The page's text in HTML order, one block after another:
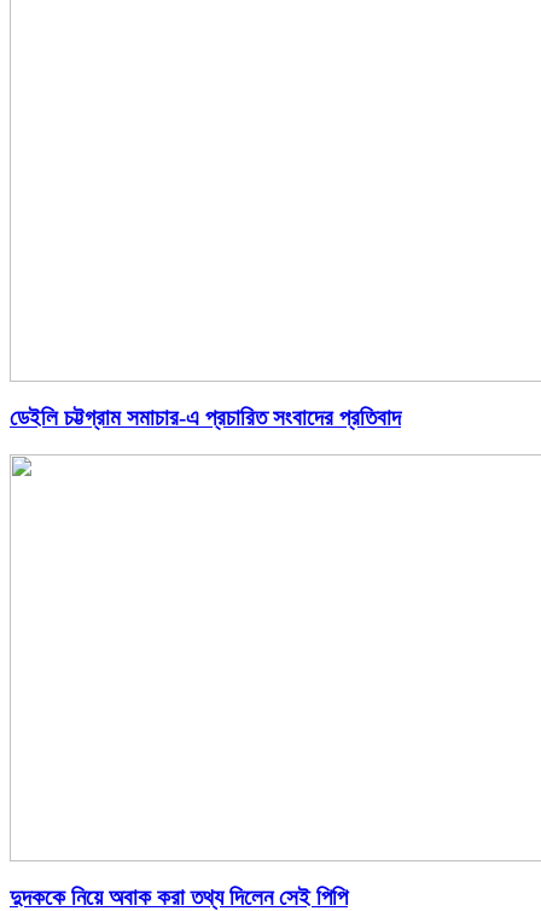
ডেইলি চট্টগ্রাম সমাচার-এ প্রচারিত সংবাদের প্রতিবাদ
দুদককে নিয়ে অবাক করা তথ্য দিলেন সেই পিপি